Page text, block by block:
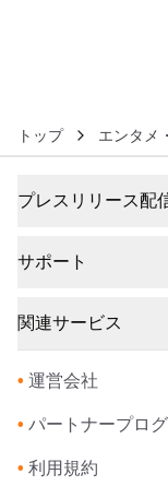
トップ エンタメ
プレスリリース配
サポート
関連サービス
• 運営会社
• パートナープロ
• 利用規約